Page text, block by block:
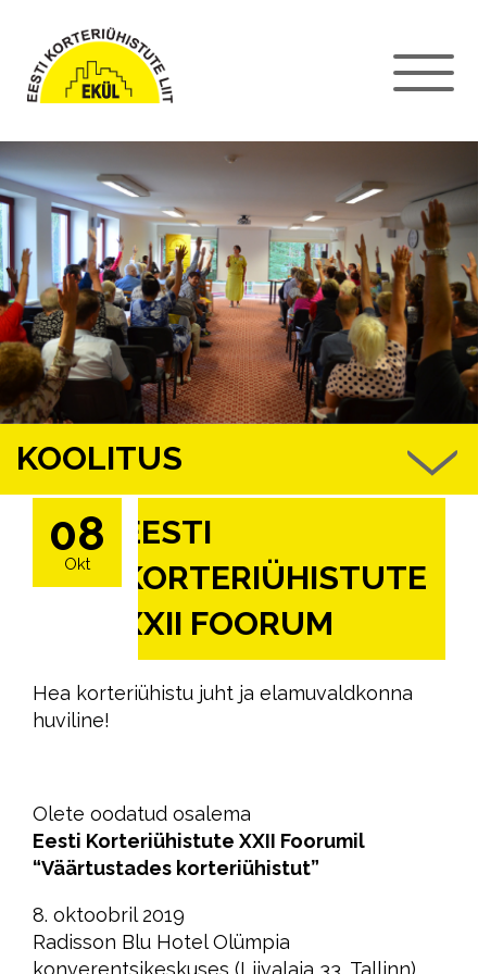
KOOLITUS
08
Okt
EESTI
KORTERIÜHISTUTE
XXII FOORUM
Hea korteriühistu juht ja elamuvaldkonna
huviline!
Olete oodatud osalema
Eesti Korteriühistute XXII Foorumil
“Väärtustades korteriühistut”
8. oktoobril 2019
Radisson Blu Hotel Olümpia
konverentsikeskuses (Liivalaia 33, Tallinn).